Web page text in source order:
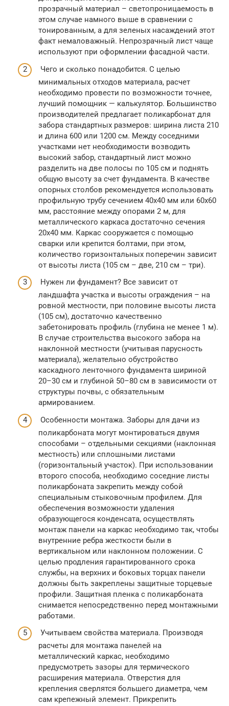
прозрачный материал – светопроницаемость в
этом случае намного выше в сравнении с
тонированным, а для зеленых насаждений этот
факт немаловажный. Непрозрачный лист чаще
используют при оформлении фасадной части.
Чего и сколько понадобится. С целью
минимальных отходов материала, расчет
необходимо провести по возможности точнее,
лучший помощник — калькулятор. Большинство
производителей предлагает поликарбонат для
забора стандартных размеров: ширина листа 210
и длина 600 или 1200 см. Между соседними
участками нет необходимости возводить
высокий забор, стандартный лист можно
разделить на две полосы по 105 см и поднять
общую высоту за счет фундамента. В качестве
опорных столбов рекомендуется использовать
профильную трубу сечением 40х40 мм или 60х60
мм, расстояние между опорами 2 м, для
металлического каркаса достаточно сечения
20х40 мм. Каркас сооружается с помощью
сварки или крепится болтами, при этом,
количество горизонтальных поперечин зависит
от высоты листа (105 см – две, 210 см – три).
Нужен ли фундамент? Все зависит от
ландшафта участка и высоты ограждения – на
ровной местности, при половине высоты листа
(105 см), достаточно качественно
забетонировать профиль (глубина не менее 1 м).
В случае строительства высокого забора на
наклонной местности (учитывая парусность
материала), желательно обустройство
каскадного ленточного фундамента шириной
20–30 см и глубиной 50–80 см в зависимости от
структуры почвы, с обязательным
армированием.
Особенности монтажа. Заборы для дачи из
поликарбоната могут монтироваться двумя
способами – отдельными секциями (наклонная
местность) или сплошными листами
(горизонтальный участок). При использовании
второго способа, необходимо соседние листы
поликарбоната закрепить между собой
специальным стыковочным профилем. Для
обеспечения возможности удаления
образующегося конденсата, осуществлять
монтаж панели на каркас необходимо так, чтобы
внутренние ребра жесткости были в
вертикальном или наклонном положении. С
целью продления гарантированного срока
службы, на верхних и боковых торцах панели
должны быть закреплены защитные торцевые
профили. Защитная пленка с поликарбоната
снимается непосредственно перед монтажными
работами.
Учитываем свойства материала. Производя
расчеты для монтажа панелей на
металлический каркас, необходимо
предусмотреть зазоры для термического
расширения материала. Отверстия для
крепления сверлятся большего диаметра, чем
сам крепежный элемент. Прикрепить